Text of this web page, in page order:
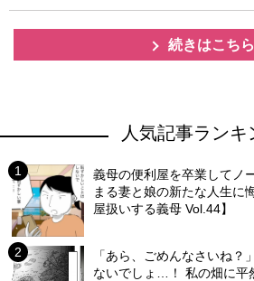
続きはこちら
人気記事ランキ
義母の便利屋を卒業してノ
まる妻と娘の新たな人生に
屋扱いする義母 Vol.44】
「あら、ごめんなさいね？
ないでしょ…！ 私の畑に